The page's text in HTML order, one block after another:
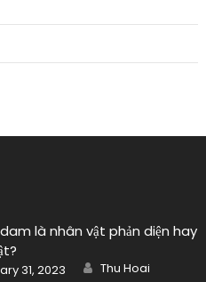
là nhân vật phản diện hay
31, 2023 Author
Thu Hoai